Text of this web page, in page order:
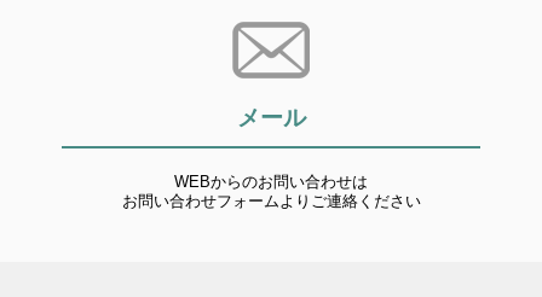
メール
WEBからのお問い合わせは
お問い合わせフォームよりご連絡ください